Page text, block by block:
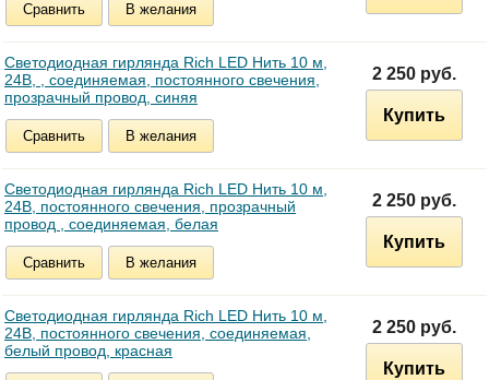
Сравнить В желания
Светодиодная гирлянда Rich LED Нить 10 м,
24В, , соединяемая, постоянного свечения,
прозрачный провод, синяя
Сравнить В желания
2 250 руб.
Купить
Светодиодная гирлянда Rich LED Нить 10 м,
24В, постоянного свечения, прозрачный
провод , соединяемая, белая
Сравнить В желания
2 250 руб.
Купить
Светодиодная гирлянда Rich LED Нить 10 м,
24В, постоянного свечения, соединяемая,
белый провод, красная
2 250 руб.
Купить